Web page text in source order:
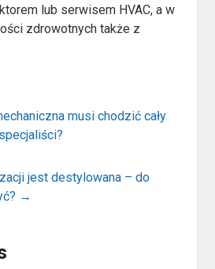
lub serwisem HVAC, a w
zdrowotnych także z
musi chodzić cały
jest destylowana – do
→